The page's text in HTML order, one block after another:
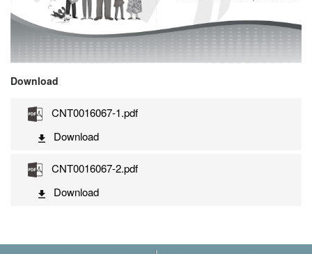
Download
CNT0016067-1.pdf
Download
CNT0016067-2.pdf
Download